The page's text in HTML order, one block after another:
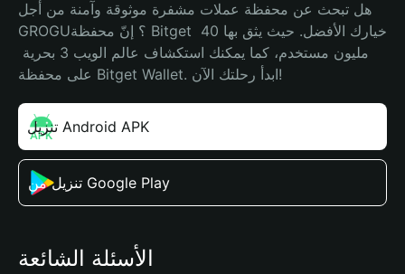
هل تبحث عن محفظة عملات مشفرة موثوقة وآمنة من أجل
GROGU؟ إنّ محفظة Bitget خيارك الأفضل. حيث يثق بها 40
على محفظة Bitget Wallet. ابدأ رحلتك الآن!
تنزيل Android APK
تنزيل من Google Play
الأسئلة الشائعة